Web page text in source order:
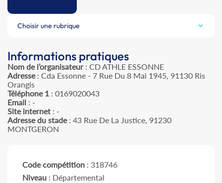
Choisir une rubrique
Informations pratiques
Nom de l’organisateur: CD ATHLE ESSONNE
Adresse: Cda Essonne - 7 Rue Du 8 Mai 1945, 91130 Ris
Orangis
Téléphone 1 : 0169020043
Email : -
Site internet : -
Adresse du stade: 43 Rue De La Justice, 91230
MONTGERON
Code compétition : 318746
Niveau : Départemental